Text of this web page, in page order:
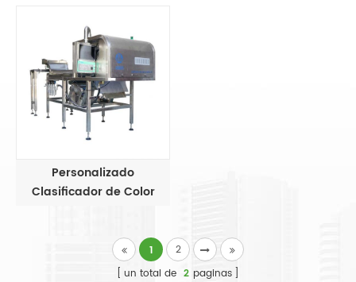
Personalizado
Clasificador de Color
1
2
un total de 2 paginas